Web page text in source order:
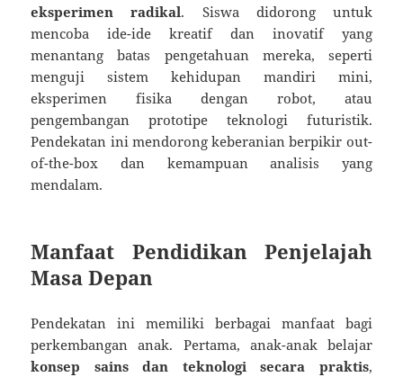
eksperimen radikal. Siswa didorong untuk
mencoba ide-ide kreatif dan inovatif yang
menantang batas pengetahuan mereka, seperti
menguji sistem kehidupan mandiri mini,
eksperimen fisika dengan robot, atau
pengembangan prototipe teknologi futuristik.
Pendekatan ini mendorong keberanian berpikir out-
of-the-box dan kemampuan analisis yang
mendalam.
Manfaat Pendidikan Penjelajah
Masa Depan
Pendekatan ini memiliki berbagai manfaat bagi
perkembangan anak. Pertama, anak-anak belajar
konsep sains dan teknologi secara praktis,